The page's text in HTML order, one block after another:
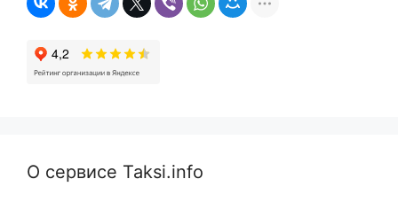
О сервисе Taksi.info